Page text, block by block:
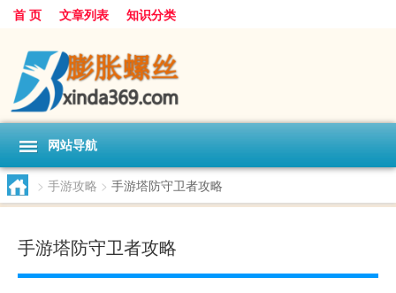
首 页 文章列表 知识分类
网站导航
> 手游攻略 > 手游塔防守卫者攻略
手游塔防守卫者攻略